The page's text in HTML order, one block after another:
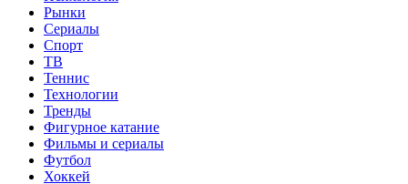
Рынки
Сериалы
Спорт
ТВ
Теннис
Технологии
Тренды
Фигурное катание
Фильмы и сериалы
Футбол
Хоккей